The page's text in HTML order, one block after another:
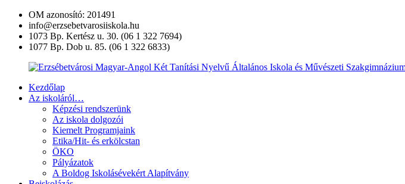
Ugrás
tartalomra
OM azonosító: 201491
info@erzsebetvarosiiskola.hu
1073 Bp. Kertész u. 30. (06 1 322 7694)
1077 Bp. Dob u. 85. (06 1 322 6833)
Erzsébetvárosi
Kezdőlap
Az iskoláról…
Képzési rendszerünk
Az iskola dolgozói
Kiemelt Programjaink
Etika/Hit- és erkölcstan
ÖKO
Pályázatok
A Boldog Iskolásévekért Alapítvány